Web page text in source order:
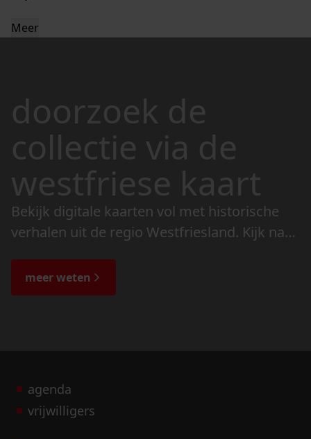
Meer
doorzoek de
collectie via de
westfriese kaart
Bekijk digitale kaarten vol met historische
verhalen uit de regio Westfriesland. Kijk naar
de bijzondere verhalen.
meer weten
agenda
vrijwilligers